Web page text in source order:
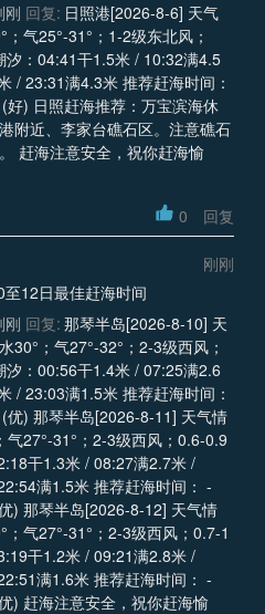
刚 回复: 日照港[2026-8-6] 天气
气25°-31°；1-2级东北风；
汐：04:41干1.5米 / 10:32满4.5
/ 23:31满4.3米 推荐赶海时间：
) 日照赶海推荐：万宝滨海休
附近、李家台礁石区。注意礁石
赶海注意安全，祝你赶海愉
0 回复
刚刚
12日最佳赶海时间
刚 回复: 那琴半岛[2026-8-10] 天
30°；气27°-32°；2-3级西风；
汐：00:56干1.4米 / 07:25满2.6
/ 23:03满1.5米 推荐赶海时间：
天气情
气27°-31°；2-3级西风；0.6-0.9
干1.3米 / 08:27满2.7米 /
满1.5米 推荐赶海时间： -
气情
；气27°-31°；2-3级西风；0.7-1
干1.2米 / 09:21满2.8米 /
满1.6米 推荐赶海时间： -
) 赶海注意安全，祝你赶海愉